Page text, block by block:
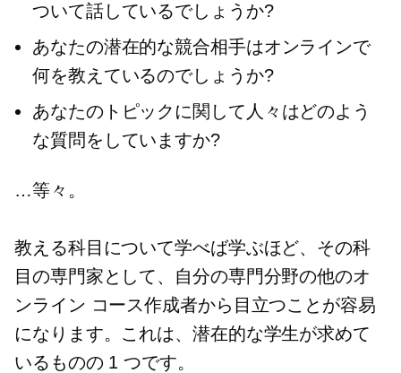
ついて話しているでしょうか?
あなたの潜在的な競合相手はオンラインで
何を教えているのでしょうか?
あなたのトピックに関して人々はどのよう
な質問をしていますか?
…等々。
教える科目について学べば学ぶほど、その科
目の専門家として、自分の専門分野の他のオ
ンライン コース作成者から目立つことが容易
になります。これは、潜在的な学生が求めて
いるものの 1 つです。